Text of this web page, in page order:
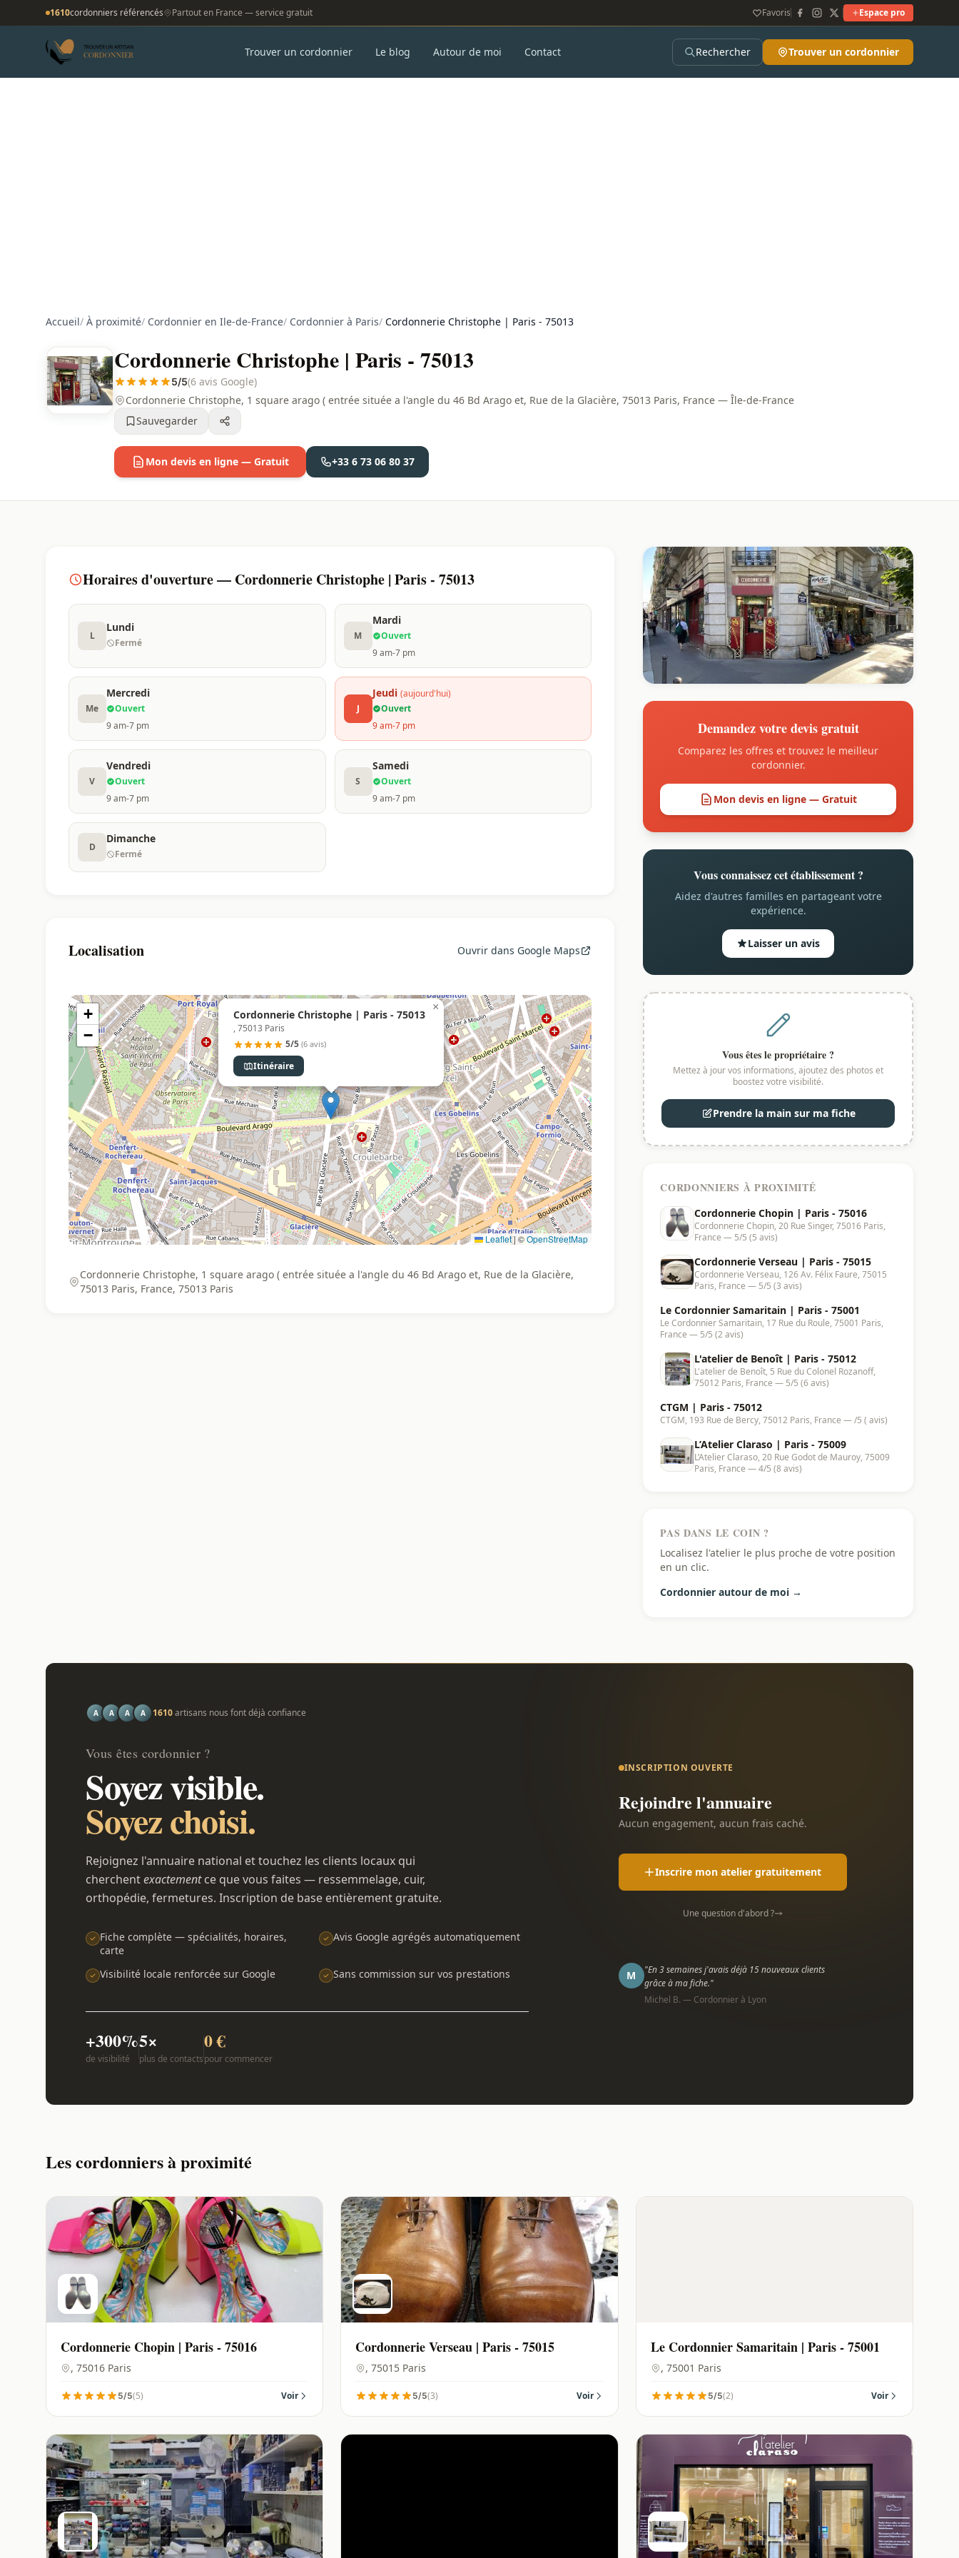
1610cordonniers référencés Partout en France — service gratuit Favoris Espace pro
Trouver un cordonnier Le blog Autour de moi Contact Rechercher Trouver un cordonnier
Accueil/ À proximité/ Cordonnier en Ile-de-France/ Cordonnier à Paris/ Cordonnerie Christophe | Paris - 75013
Cordonnerie Christophe | Paris - 75013
5/5(6 avis Google)
Cordonnerie Christophe, 1 square arago ( entrée située a l'angle du 46 Bd Arago et, Rue de la Glacière, 75013 Paris, France — Île-de-France
Sauvegarder
Mon devis en ligne — Gratuit +33 6 73 06 80 37
Horaires d'ouverture — Cordonnerie Christophe | Paris - 75013
L
Lundi
Fermé
M
Mardi
Ouvert
9 am-7 pm
Me
Mercredi
Ouvert
9 am-7 pm
J
Jeudi (aujourd'hui)
Ouvert
9 am-7 pm
V
Vendredi
Ouvert
9 am-7 pm
S
Samedi
Ouvert
9 am-7 pm
D
Dimanche
Fermé
Localisation Ouvrir dans Google Maps
Cordonnerie Christophe | Paris - 75013
, 75013 Paris
5/5 (6 avis)
Itinéraire
×
+
−
Leaflet| ©OpenStreetMap
Cordonnerie Christophe, 1 square arago ( entrée située a l'angle du 46 Bd Arago et, Rue de la Glacière,
75013 Paris, France, 75013 Paris
Demandez votre devis gratuit
Comparez les offres et trouvez le meilleur
cordonnier.
Mon devis en ligne — Gratuit
Vous connaissez cet établissement ?
Aidez d'autres familles en partageant votre
expérience.
Laisser un avis
Vous êtes le propriétaire ?
Mettez à jour vos informations, ajoutez des photos et
boostez votre visibilité.
Prendre la main sur ma fiche
CORDONNIERS À PROXIMITÉ
Cordonnerie Chopin | Paris - 75016
Cordonnerie Chopin, 20 Rue Singer, 75016 Paris,
France — 5/5 (5 avis)
Cordonnerie Verseau | Paris - 75015
Cordonnerie Verseau, 126 Av. Félix Faure, 75015
Paris, France — 5/5 (3 avis)
Le Cordonnier Samaritain | Paris - 75001
Le Cordonnier Samaritain, 17 Rue du Roule, 75001 Paris,
France — 5/5 (2 avis)
L'atelier de Benoît | Paris - 75012
L'atelier de Benoît, 5 Rue du Colonel Rozanoff,
75012 Paris, France — 5/5 (6 avis)
CTGM | Paris - 75012
CTGM, 193 Rue de Bercy, 75012 Paris, France — /5 ( avis)
L’Atelier Claraso | Paris - 75009
L’Atelier Claraso, 20 Rue Godot de Mauroy, 75009
Paris, France — 4/5 (8 avis)
PAS DANS LE COIN ?
Localisez l'atelier le plus proche de votre position
en un clic.
Cordonnier autour de moi →
A A A A 1610artisans nous font déjà confiance
Vous êtes cordonnier ?
Soyez visible.
Soyez choisi.
Rejoignez l'annuaire national et touchez les clients locaux qui
cherchentexactementce que vous faites — ressemmelage, cuir,
orthopédie, fermetures. Inscription de base entièrement gratuite.
Fiche complète — spécialités, horaires,
carte
Avis Google agrégés automatiquement
Visibilité locale renforcée sur Google Sans commission sur vos prestations
+300%
de visibilité
5×
plus de contacts
0 €
pour commencer
INSCRIPTION OUVERTE
Rejoindre l'annuaire
Aucun engagement, aucun frais caché.
Inscrire mon atelier gratuitement
Une question d'abord ?
M
"En 3 semaines j'avais déjà 15 nouveaux clients
grâce à ma fiche."
Michel B. — Cordonnier à Lyon
Les cordonniers à proximité
Cordonnerie Chopin | Paris - 75016
, 75016 Paris
5/5(5) Voir
Cordonnerie Verseau | Paris - 75015
, 75015 Paris
5/5(3) Voir
Le Cordonnier Samaritain | Paris - 75001
, 75001 Paris
5/5(2) Voir